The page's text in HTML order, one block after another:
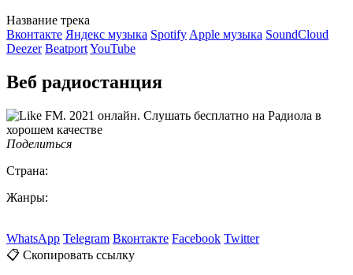
Название трека
Вконтакте Яндекс музыка Spotify Apple музыка SoundCloud
Deezer BeatportYouTube
Веб радиостанция
Поделиться
Страна:
Жанры:
WhatsApp Telegram Вконтакте Facebook Twitter
📋 Скопировать ссылку